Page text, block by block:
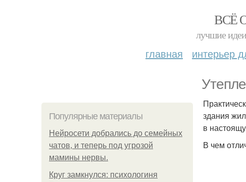
ВСЁ
лучшие
главная интерьер
Популярные материалы
Нейросети добрались до семейных
чатов, и теперь под угрозой
мамины нервы.
Круг замкнулся: психологиня
здания
в
В чем